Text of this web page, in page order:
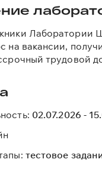
Лаборатории
на вакансии,
трудовой
: 02.07.2026 -
тестовое